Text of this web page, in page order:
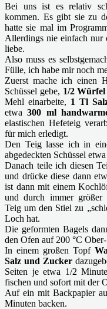
Bei uns ist es relativ
kommen. Es gibt sie zu
hatte sie mal im
Allerdings nie einfach nur
liebe.
Also muss es
Fülle, ich habe mir noch
Zuerst mache ich einen
Schüssel gebe, 1/2
Mehl einarbeite, 1 Tl
etwa300 ml
elastischen Hefeteig
für mich erledigt.
Den Teig lasse ich in
abgedeckten Schüssel
Danach teile ich diesen
und drücke diese dann
ist dann mit einem
und durch immer größer
Teig um den Stiel zu
Loch hat.
Die geformten Bagels
den Ofen auf 200 °C
In einem großen Topf
Salz und Zucker
Seiten je etwa 1/2
fischen und sofort mit der
Auf ein mit Backpapier
Minuten backen.